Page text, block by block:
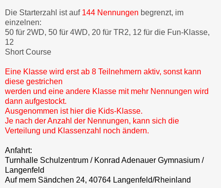
Die Starterzahl ist auf 144 Nennungen begrenzt, im
einzelnen:
50 für 2WD, 50 für 4WD, 20 für TR2, 12 für die Fun-Klasse,
12
Short Course
Eine Klasse wird erst ab 8 Teilnehmern aktiv, sonst kann
diese gestrichen
werden und eine andere Klasse mit mehr Nennungen wird
dann aufgestockt.
Ausgenommen ist hier die Kids-Klasse.
Je nach der Anzahl der Nennungen, kann sich die
Verteilung und Klassenzahl noch ändern.
Anfahrt:
Turnhalle Schulzentrum / Konrad Adenauer Gymnasium /
Langenfeld
Auf mem Sändchen 24, 40764 Langenfeld/Rheinland